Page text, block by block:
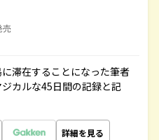
売
滞在することになった筆者
カルな45日間の記録と記
詳細を見る